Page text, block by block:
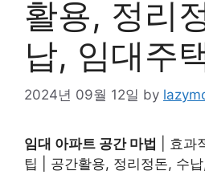
활용, 정리
납, 임대주
2024년 09월 12일 by
임대 아파트 공간 마법 | 효과
팁 | 공간활용, 정리정돈, 수